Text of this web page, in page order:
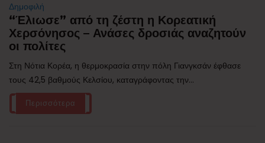
Δημοφιλή
“Έλιωσε” από τη ζέστη η Κορεατική
Χερσόνησος – Ανάσες δροσιάς αναζητούν
οι πολίτες
Στη Νότια Κορέα, η θερμοκρασία στην πόλη Γιανγκσάν έφθασε
τους 42,5 βαθμούς Κελσίου, καταγράφοντας την...
Περισσότερα